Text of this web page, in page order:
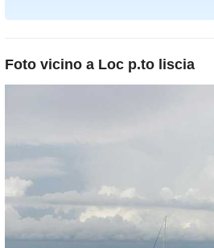
Foto vicino a Loc p.to liscia